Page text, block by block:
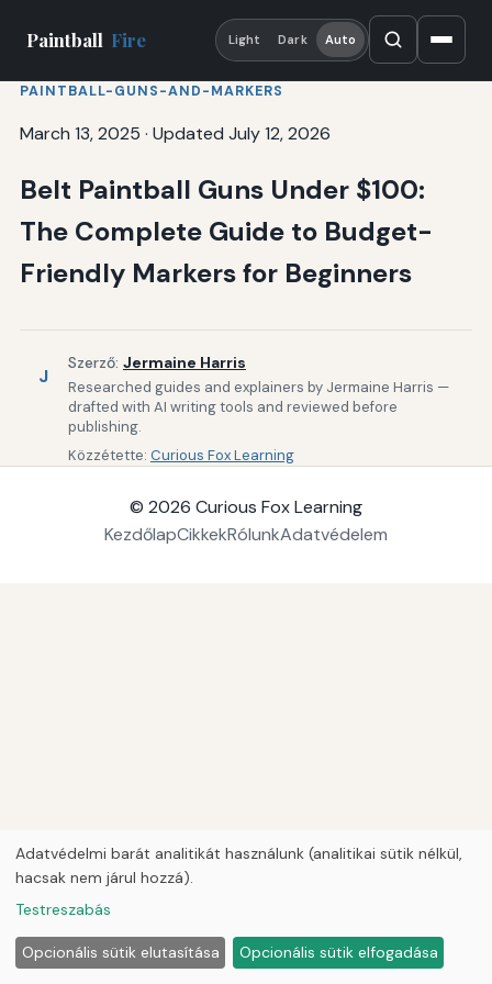
Paintball Fire Light Dark Auto
PAINTBALL-GUNS-AND-MARKERS
March 13, 2025 · Updated July 12, 2026
Belt Paintball Guns Under $100:
The Complete Guide to Budget-
Friendly Markers for Beginners
J
Szerző: Jermaine Harris
Researched guides and explainers by Jermaine Harris —
drafted with AI writing tools and reviewed before
publishing.
Közzétette: Curious Fox Learning
© 2026 Curious Fox Learning
KezdőlapCikkekRólunkAdatvédelem
Adatvédelmi barát analitikát használunk (analitikai sütik nélkül,
hacsak nem járul hozzá).
Testreszabás
Opcionális sütik elutasítása Opcionális sütik elfogadása